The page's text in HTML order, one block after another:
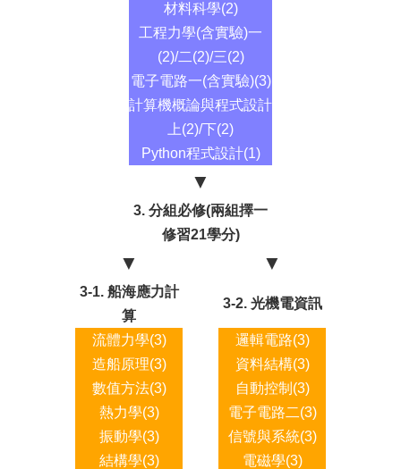
材料科學(2)
工程力學(含實驗)一
(2)/二(2)/三(2)
電子電路一(含實驗)(3)
計算機概論與程式設計
上(2)/下(2)
Python程式設計(1)
▼
3. 分組必修(兩組擇一
修習21學分)
▼ ▼
3-1. 船海應力計
算
3-2. 光機電資訊
流體力學(3)
邏輯電路(3)
造船原理(3)
資料結構(3)
數值方法(3)
自動控制(3)
熱力學(3)
電子電路二(3)
振動學(3)
信號與系統(3)
結構學(3)
電磁學(3)